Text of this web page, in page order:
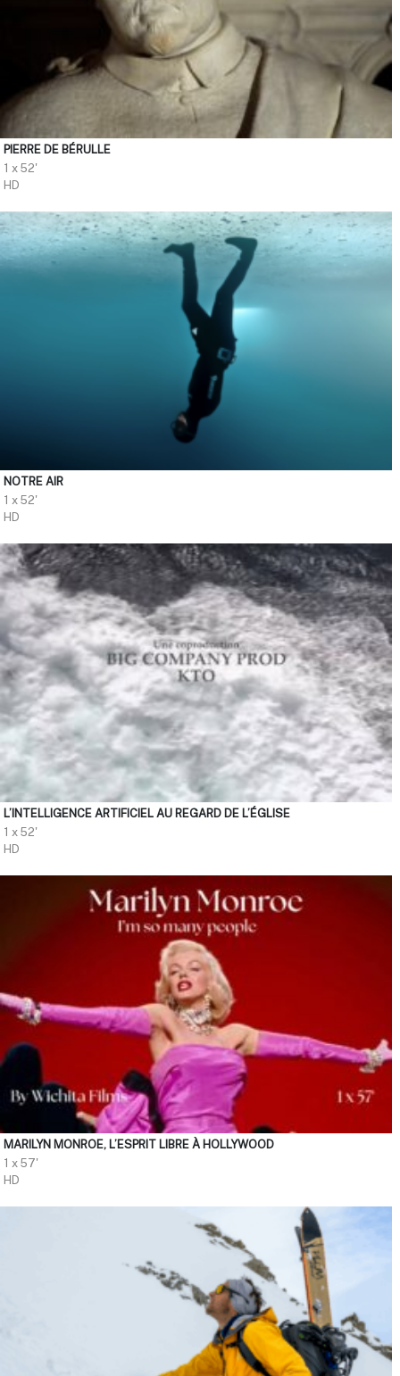
PIERRE DE BÉRULLE
1 x 52'
HD
NOTRE AIR
1 x 52'
HD
L’INTELLIGENCE ARTIFICIEL AU REGARD DE L’ÉGLISE
1 x 52'
HD
MARILYN MONROE, L’ESPRIT LIBRE À HOLLYWOOD
1 x 57'
HD